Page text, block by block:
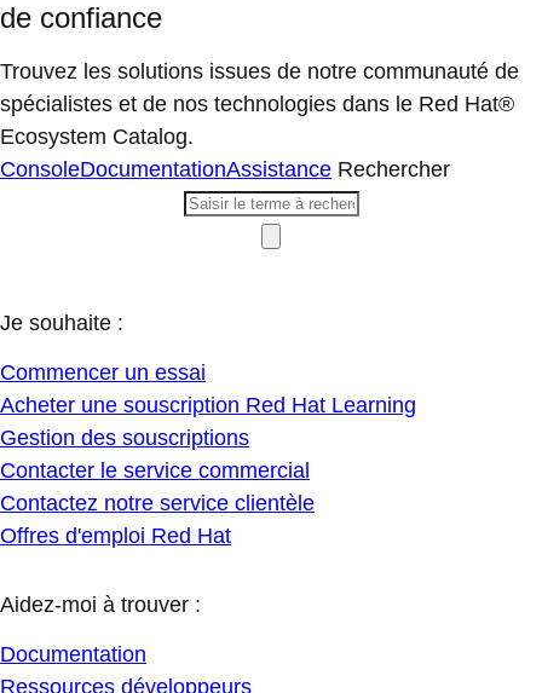
de confiance
Trouvez les solutions issues de notre communauté de
spécialistes et de nos technologies dans le Red Hat®
Ecosystem Catalog.
ConsoleDocumentationAssistance Rechercher
Je souhaite :
Commencer un essai
Acheter une souscription Red Hat Learning
Gestion des souscriptions
Contacter le service commercial
Contactez notre service clientèle
Offres d'emploi Red Hat
Aidez-moi à trouver :
Documentation
Ressources développeurs